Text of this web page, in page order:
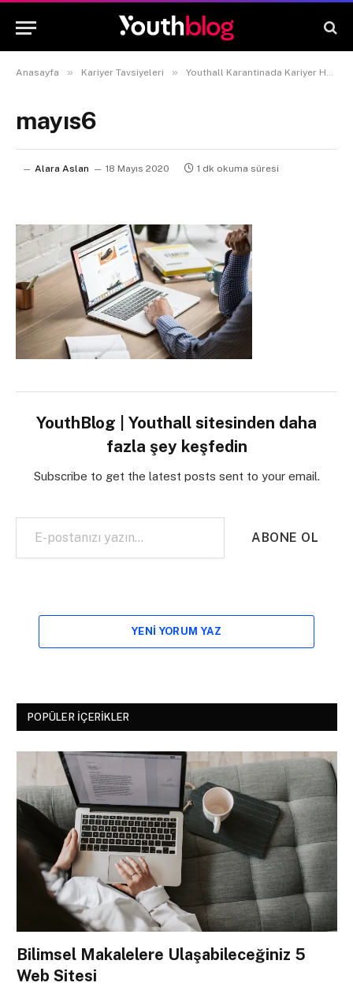
Anasayfa » Kariyer Tavsiyeleri » Youthall Karantinada Kariyer Hayatını Geliştirmek İçin Neler Yaptı?
mayıs6
Alara Aslan 18 Mayıs 2020 1 dk okuma süresi
YouthBlog | Youthall sitesinden daha
fazla şey keşfedin
Subscribe to get the latest posts sent to your email.
E-postanızı yazın…
ABONE OL
YENI YORUM YAZ
POPÜLER İÇERIKLER
Bilimsel Makalelere Ulaşabileceğiniz 5
Web Sitesi